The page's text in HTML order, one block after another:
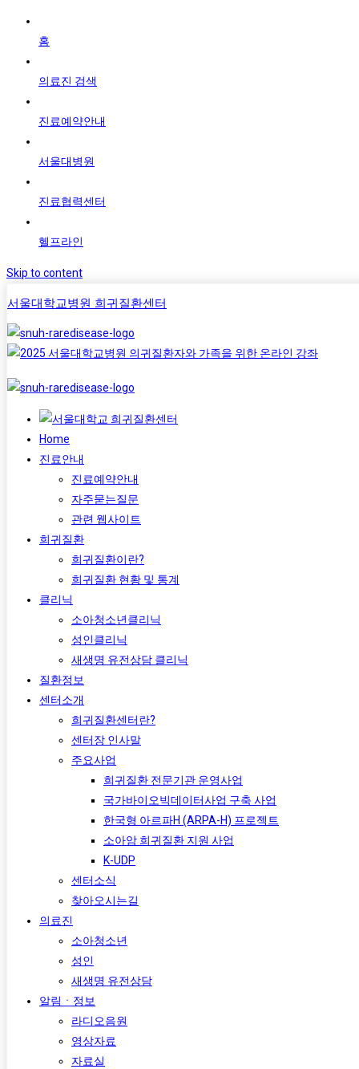
홈
의료진 검색
진료예약안내
서울대병원
진료협력센터
헬프라인
Skip to content
서울대학교병원 희귀질환센터
Home
진료안내
진료예약안내
자주묻는질문
관련 웹사이트
희귀질환
희귀질환이란?
희귀질환 현황 및 통계
클리닉
소아청소년클리닉
성인클리닉
새생명 유전상담 클리닉
질환정보
센터소개
희귀질환센터란?
센터장 인사말
주요사업
희귀질환 전문기관 운영사업
국가바이오빅데이터사업 구축 사업
한국형 아르파H (ARPA-H) 프로젝트​
소아암 희귀질환 지원 사업
K-UDP
센터소식
찾아오시는길
의료진
소아청소년
성인
새생명 유전상담
알림ㆍ정보
라디오음원
영상자료
자료실